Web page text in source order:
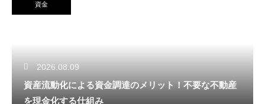
資金
2026.08.09
資産流動化による資金調達のメリット！不要な不動産
を現金化する仕組み